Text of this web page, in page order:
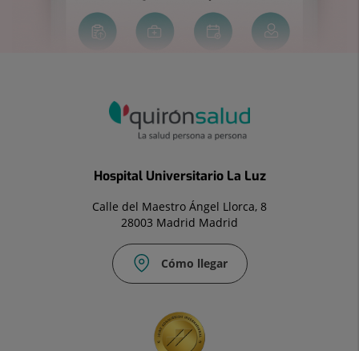
Hospital Universitario La Luz
Calle del Maestro Ángel Llorca, 8
28003 Madrid Madrid
Cómo llegar